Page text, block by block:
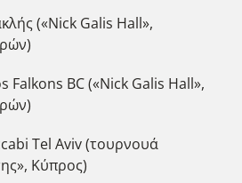
(«Nick Galis Hall»,
Falkons BC («Nick Galis Hall»,
Tel Aviv (τουρνουά
Κύπρος)